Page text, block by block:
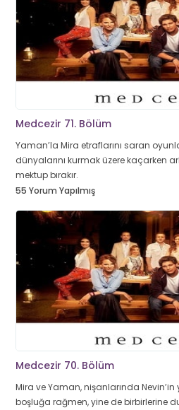
Medcezir 71. Bölüm
Yaman’la Mira etraflarını saran
dünyalarını kurmak üzere kaçarken
mektup bırakır.
55 Yorum Yapılmış
Medcezir 70. Bölüm
Mira ve Yaman, nişanlarında Nevin’in
boşluğa rağmen, yine de birbirlerine